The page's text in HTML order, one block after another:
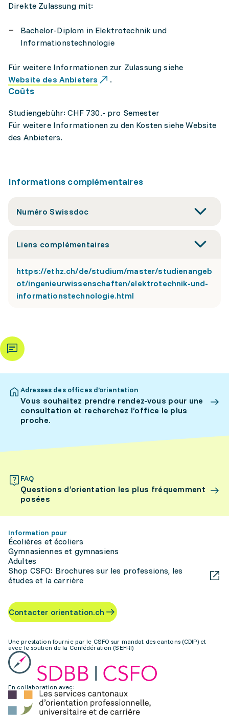
Direkte Zulassung mit:
Bachelor-Diplom in Elektrotechnik und
Informationstechnologie
Für weitere Informationen zur Zulassung siehe
Website des Anbieters
.
Coûts
Studiengebühr: CHF 730.- pro Semester
Für weitere Informationen zu den Kosten siehe Website
des Anbieters.
Informations complémentaires
Numéro Swissdoc
Liens complémentaires
https://ethz.ch/de/studium/master/studienangeb
ot/ingenieurwissenschaften/elektrotechnik-und-
informationstechnologie.html
Adresses des offices d’orientation
Vous souhaitez prendre rendez-vous pour une
consultation et recherchez l’office le plus
proche.
FAQ
Questions d’orientation les plus fréquemment
posées
Information pour
Écolières et écoliers
Gymnasiennes et gymnasiens
Adultes
Shop CSFO: Brochures sur les professions, les
études et la carrière
Contacter orientation.ch
Une prestation fournie par le CSFO sur mandat des cantons (CDIP) et
avec le soutien de la Confédération (SEFRI)
En collaboration avec: